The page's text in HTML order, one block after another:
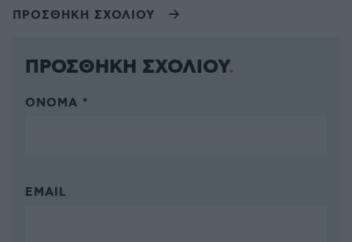
ΠΡΟΣΘΗΚΗ ΣΧΟΛΙΟΥ
ΠΡΟΣΘΗΚΗ ΣΧΟΛΙΟΥ
ΌΝΟΜΑ *
EMAIL